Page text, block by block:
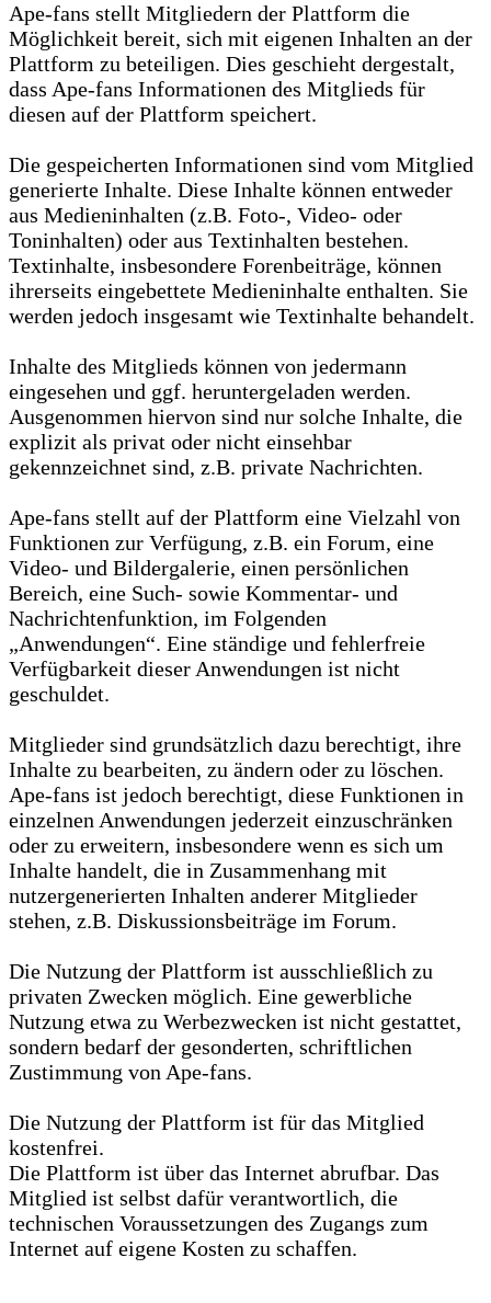
Ape-fans stellt Mitgliedern der Plattform die
Möglichkeit bereit, sich mit eigenen Inhalten an der
Plattform zu beteiligen. Dies geschieht dergestalt,
dass Ape-fans Informationen des Mitglieds für
diesen auf der Plattform speichert.
Die gespeicherten Informationen sind vom Mitglied
generierte Inhalte. Diese Inhalte können entweder
aus Medieninhalten (z.B. Foto-, Video- oder
Toninhalten) oder aus Textinhalten bestehen.
Textinhalte, insbesondere Forenbeiträge, können
ihrerseits eingebettete Medieninhalte enthalten. Sie
werden jedoch insgesamt wie Textinhalte behandelt.
Inhalte des Mitglieds können von jedermann
eingesehen und ggf. heruntergeladen werden.
Ausgenommen hiervon sind nur solche Inhalte, die
explizit als privat oder nicht einsehbar
gekennzeichnet sind, z.B. private Nachrichten.
Ape-fans stellt auf der Plattform eine Vielzahl von
Funktionen zur Verfügung, z.B. ein Forum, eine
Video- und Bildergalerie, einen persönlichen
Bereich, eine Such- sowie Kommentar- und
Nachrichtenfunktion, im Folgenden
„Anwendungen“. Eine ständige und fehlerfreie
Verfügbarkeit dieser Anwendungen ist nicht
geschuldet.
Mitglieder sind grundsätzlich dazu berechtigt, ihre
Inhalte zu bearbeiten, zu ändern oder zu löschen.
Ape-fans ist jedoch berechtigt, diese Funktionen in
einzelnen Anwendungen jederzeit einzuschränken
oder zu erweitern, insbesondere wenn es sich um
Inhalte handelt, die in Zusammenhang mit
nutzergenerierten Inhalten anderer Mitglieder
stehen, z.B. Diskussionsbeiträge im Forum.
Die Nutzung der Plattform ist ausschließlich zu
privaten Zwecken möglich. Eine gewerbliche
Nutzung etwa zu Werbezwecken ist nicht gestattet,
sondern bedarf der gesonderten, schriftlichen
Zustimmung von Ape-fans.
Die Nutzung der Plattform ist für das Mitglied
kostenfrei.
Die Plattform ist über das Internet abrufbar. Das
Mitglied ist selbst dafür verantwortlich, die
technischen Voraussetzungen des Zugangs zum
Internet auf eigene Kosten zu schaffen.